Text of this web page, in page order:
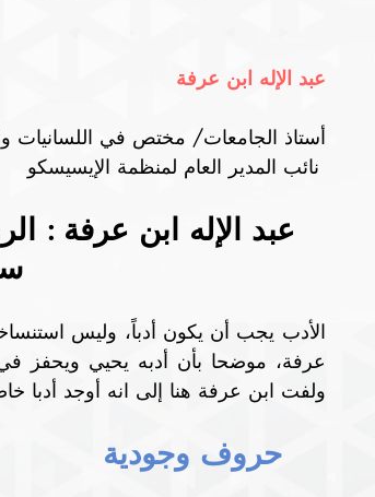
عبد الإله ابن عرفة
أستاذ الجامعات/ مختص في اللسانيات
عبد الإله ابن عرفة :
ولفت ابن عرفة هنا إلى انه أوجد أدبا
حروف وجودية